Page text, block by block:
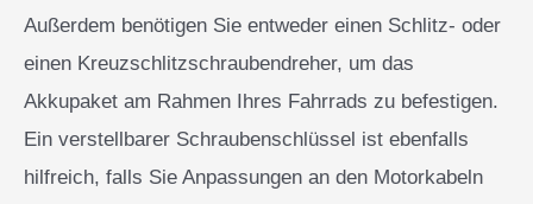
Außerdem benötigen Sie entweder einen Schlitz- oder
einen Kreuzschlitzschraubendreher, um das
Akkupaket am Rahmen Ihres Fahrrads zu befestigen.
Ein verstellbarer Schraubenschlüssel ist ebenfalls
hilfreich, falls Sie Anpassungen an den Motorkabeln